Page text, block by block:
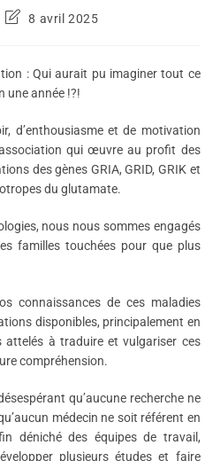
8 avril 2025
: Qui aurait pu imaginer tout ce
une année !?!
d’enthousiasme et de motivation
qui œuvre au profit des
des gènes GRIA, GRID, GRIK et
du glutamate.
nous nous sommes engagés
familles touchées pour que plus
connaissances de ces maladies
disponibles, principalement en
attelés à traduire et vulgariser ces
compréhension.
qu’aucune recherche ne
médecin ne soit référent en
déniché des équipes de travail,
plusieurs études et faire